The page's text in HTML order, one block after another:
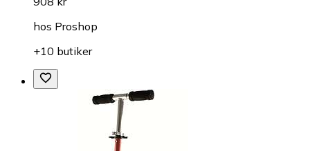
hos Proshop
+10 butiker